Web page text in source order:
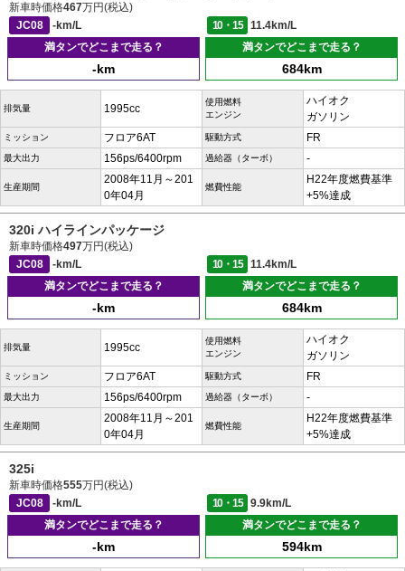
新車時価格467万円(税込)
JC08
-km/L 10・15
11.4km/L
満タンでどこまで走る？
-km
満タンでどこまで走る？
684km
排気量 1995cc
使用燃料
エンジン
ハイオク
ガソリン
ミッション フロア6AT 駆動方式 FR
最大出力 156ps/6400rpm 過給器（ターボ） -
生産期間
2008年11月～201
0年04月
燃費性能
H22年度燃費基準
+5%達成
320i ハイラインパッケージ
新車時価格497万円(税込)
JC08
-km/L 10・15
11.4km/L
満タンでどこまで走る？
-km
満タンでどこまで走る？
684km
排気量 1995cc
使用燃料
エンジン
ハイオク
ガソリン
ミッション フロア6AT 駆動方式 FR
最大出力 156ps/6400rpm 過給器（ターボ） -
生産期間
2008年11月～201
0年04月
燃費性能
H22年度燃費基準
+5%達成
325i
新車時価格555万円(税込)
JC08
-km/L 10・15
9.9km/L
満タンでどこまで走る？
-km
満タンでどこまで走る？
594km